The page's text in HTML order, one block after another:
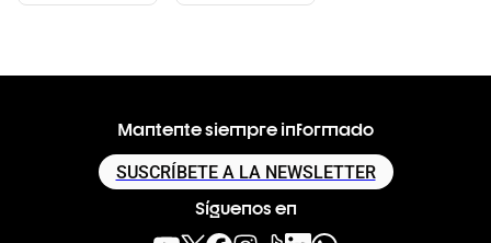
Mantente siempre informado
SUSCRÍBETE A LA NEWSLETTER
Síguenos en